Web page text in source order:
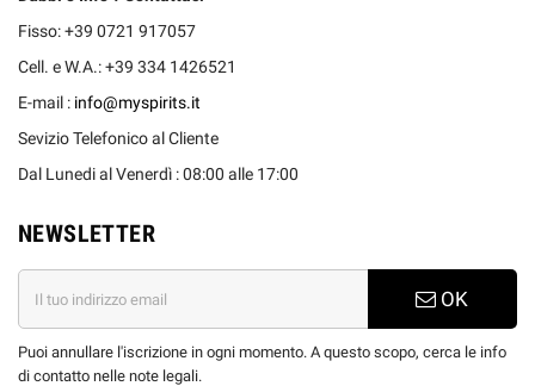
Fisso: +39 0721 917057
Cell. e W.A.: +39 334 1426521
E-mail : info@myspirits.it
Sevizio Telefonico al Cliente
Dal Lunedi al Venerdì : 08:00 alle 17:00
NEWSLETTER
OK
Puoi annullare l'iscrizione in ogni momento. A questo scopo, cerca le info
di contatto nelle note legali.